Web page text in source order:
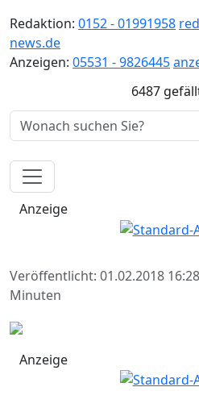
Redaktion: 0152 - 01991958
news.de
Anzeigen: 05531 - 9826445
6487
Anzeige
Veröffentlicht: 01.02.2018
Minuten
Anzeige